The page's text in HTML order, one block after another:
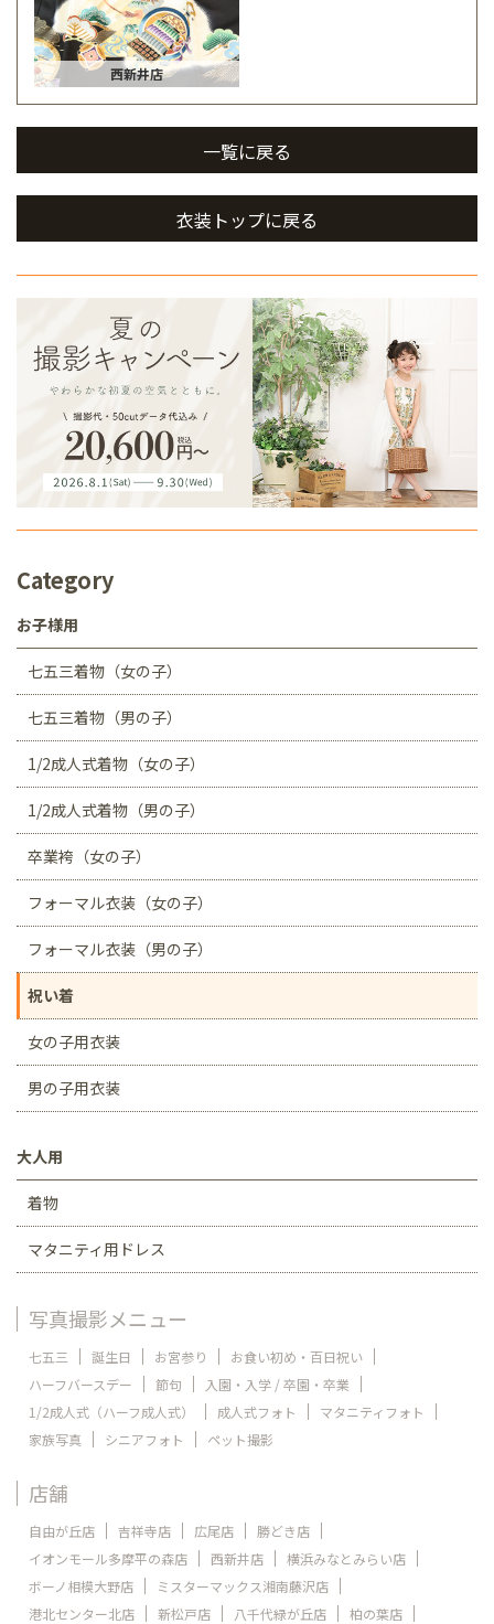
西新井店
一覧に戻る
衣装トップに戻る
Category
お子様用
七五三着物（女の子）
七五三着物（男の子）
1/2成人式着物（女の子）
1/2成人式着物（男の子）
卒業袴（女の子）
フォーマル衣装（女の子）
フォーマル衣装（男の子）
祝い着
女の子用衣装
男の子用衣装
大人用
着物
マタニティ用ドレス
写真撮影メニュー
七五三 誕生日 お宮参り
お食い初め・百日祝い
ハーフバースデー
節句
入園・入学 / 卒園・卒業
1/2成人式（ハーフ成人式）
成人式フォト
マタニティフォト
家族写真
シニアフォト ペット撮影
店舗
自由が丘店 吉祥寺店 広尾店
勝どき店
イオンモール多摩平の森店
西新井店
横浜みなとみらい店
ボーノ相模大野店
ミスターマックス湘南藤沢店
港北センター北店
新松戸店 八千代緑が丘店
柏の葉店